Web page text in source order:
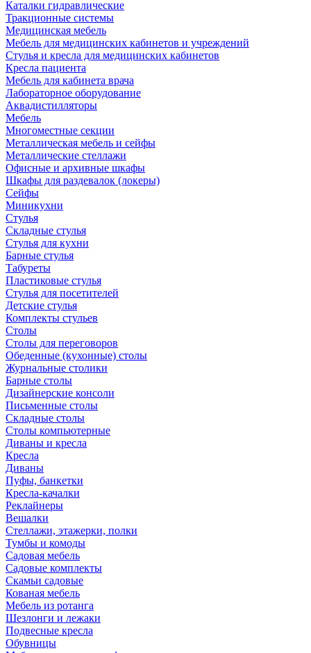
Каталки гидравлические
Тракционные системы
Медицинская мебель
Мебель для медицинских кабинетов и учреждений
Стулья и кресла для медицинских кабинетов
Кресла пациента
Мебель для кабинета врача
Лабораторное оборудование
Аквадистилляторы
Мебель
Многоместные секции
Металлическая мебель и сейфы
Металлические стеллажи
Офисные и архивные шкафы
Шкафы для раздевалок (локеры)
Сейфы
Миникухни
Стулья
Складные стулья
Стулья для кухни
Барные стулья
Табуреты
Пластиковые стулья
Стулья для посетителей
Детские стулья
Комплекты стульев
Столы
Столы для переговоров
Обеденные (кухонные) столы
Журнальные столики
Барные столы
Дизайнерские консоли
Письменные столы
Складные столы
Столы компьютерные
Диваны и кресла
Кресла
Диваны
Пуфы, банкетки
Кресла-качалки
Реклайнеры
Вешалки
Стеллажи, этажерки, полки
Тумбы и комоды
Садовая мебель
Садовые комплекты
Скамьи садовые
Кованая мебель
Мебель из ротанга
Шезлонги и лежаки
Подвесные кресла
Обувницы